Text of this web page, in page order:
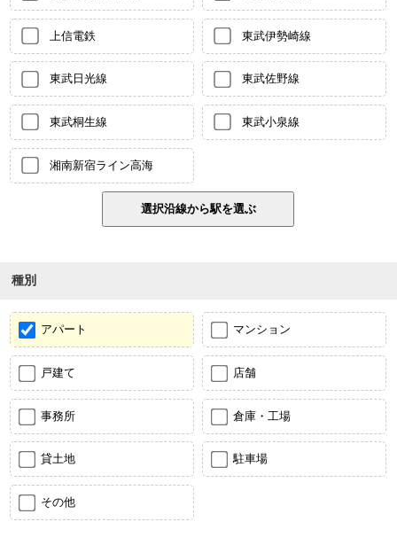
上信電鉄 東武伊勢崎線
東武日光線 東武佐野線
東武桐生線 東武小泉線
湘南新宿ライン高海
種別
アパート マンション
戸建て 店舗
事務所 倉庫・工場
貸土地 駐車場
その他